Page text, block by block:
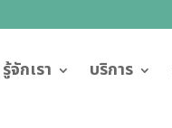
รู้จักเรา บริการ